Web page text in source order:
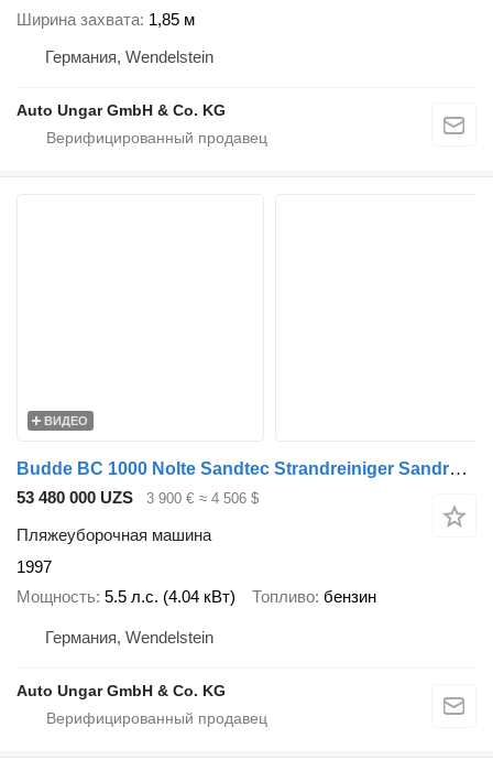
Ширина захвата 1,85 м
Германия, Wendelstein
Auto Ungar GmbH & Co. KG
ВИДЕО
Budde BC 1000 Nolte Sandtec Strandreiniger Sandreiniger Delfino
53 480 000 UZS 3 900 € ≈ 4 506 $
Пляжеуборочная машина
1997
Мощность 5.5 л.с. (4.04 кВт) Топливо бензин
Германия, Wendelstein
Auto Ungar GmbH & Co. KG